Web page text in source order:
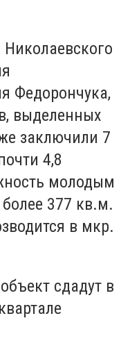
Федорончука,
выделенных
заключили 7
4,8
молодым
377 кв.м.
в мкр.
сдадут в